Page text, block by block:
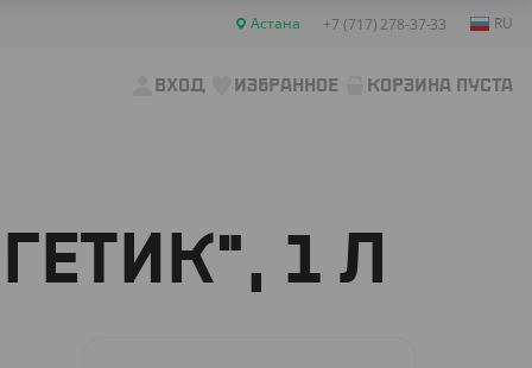
Астана +7 (717) 278-37-33 RU
ВХОД ИЗБРАННОЕ КОРЗИНА ПУСТА
1 Л